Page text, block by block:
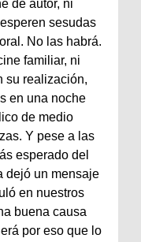
de autor, ni
sesudas
No las habrá.
familiar, ni
su realización,
en una noche
de medio
Y pese a las
esperado del
dejó un mensaje
en nuestros
buena causa
por eso que lo